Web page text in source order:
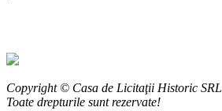
Copyright © Casa de Licitaţii Historic SRL
Toate drepturile sunt rezervate!